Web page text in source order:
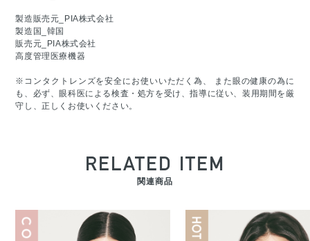
製造販売元_PIA株式会社
製造国_韓国
販売元_PIA株式会社
高度管理医療機器
※コンタクトレンズを安全にお使いいただく為、 また眼の健康の為に
も、必ず、眼科医による検査・処方を受け、指導に従い、装用期間を厳
守し、正しくお使いください。
RELATED ITEM
関連商品